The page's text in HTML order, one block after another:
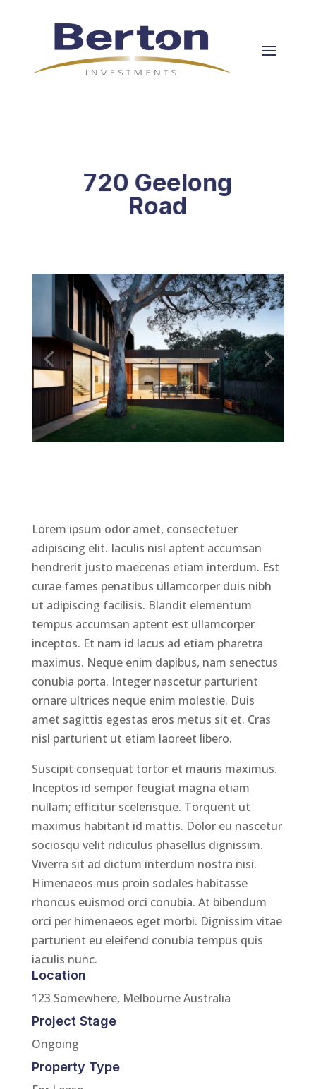
720 Geelong
Road
Location
123 Somewhere, Melbourne Australia
Project Stage
Ongoing
Property Type
Lorem ipsum odor amet, consectetuer
adipiscing elit. Iaculis nisl aptent accumsan
hendrerit justo maecenas etiam interdum. Est
curae fames penatibus ullamcorper duis nibh
ut adipiscing facilisis. Blandit elementum
tempus accumsan aptent est ullamcorper
inceptos. Et nam id lacus ad etiam pharetra
maximus. Neque enim dapibus, nam senectus
conubia porta. Integer nascetur parturient
ornare ultrices neque enim molestie. Duis
amet sagittis egestas eros metus sit et. Cras
nisl parturient ut etiam laoreet libero.
Suscipit consequat tortor et mauris maximus.
Inceptos id semper feugiat magna etiam
nullam; efficitur scelerisque. Torquent ut
maximus habitant id mattis. Dolor eu nascetur
sociosqu velit ridiculus phasellus dignissim.
Viverra sit ad dictum interdum nostra nisi.
Himenaeos mus proin sodales habitasse
rhoncus euismod orci conubia. At bibendum
orci per himenaeos eget morbi. Dignissim vitae
parturient eu eleifend conubia tempus quis
iaculis nunc.